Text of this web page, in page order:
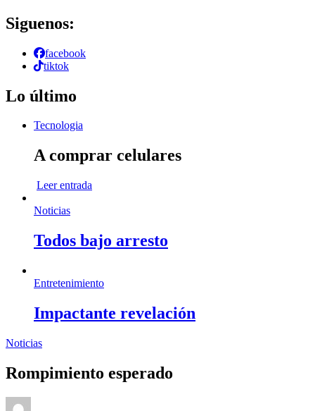
Siguenos:
facebook
tiktok
Lo último
Tecnologia
A comprar celulares
Leer entrada
Noticias
Todos bajo arresto
Entretenimiento
Impactante revelación
Noticias
Rompimiento esperado